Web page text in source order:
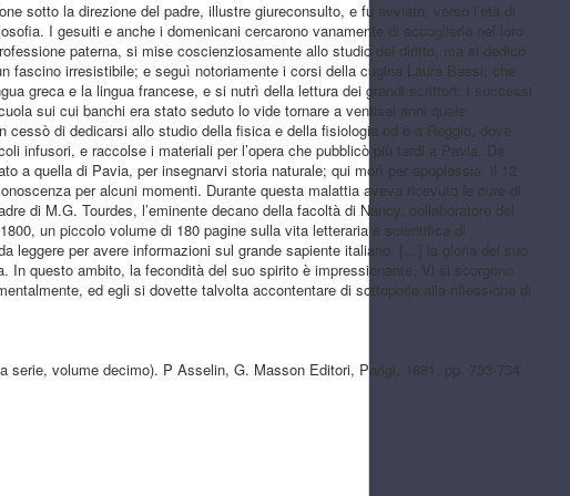
sotto la direzione del padre, illustre giureconsulto, e fu avviato, verso l’età di
I gesuiti e anche i domenicani cercarono vanamente di accoglierlo nel loro
paterna, si mise coscienziosamente allo studio del diritto, ma si dedicò
fascino irresistibile; e seguì notoriamente i corsi della cugina Laura Bassi, che
greca e la lingua francese, e si nutrì della lettura dei grandi scrittori. I successi
sui cui banchi era stato seduto lo vide tornare a ventisei anni quale
di dedicarsi allo studio della fisica e della fisiologia ed è a Reggio, dove
infusori, e raccolse i materiali per l’opera che pubblicò più tardi a Pavia. Da
a quella di Pavia, per insegnarvi storia naturale; qui morì per apoplessia, il 12
per alcuni momenti. Durante questa malattia aveva ricevuto le cure di
di M.G. Tourdes, l’eminente decano della facoltà di Nancy, collaboratore del
un piccolo volume di 180 pagine sulla vita letteraria e scientifica di
leggere per avere informazioni sul grande sapiente italiano […] la gloria del suo
questo ambito, la fecondità del suo spirito è impressionante. Vi si scorgono
ed egli si dovette talvolta accontentare di sottoporle alla riflessione di
serie, volume decimo). P Asselin, G. Masson Editori, Parigi, 1881, pp. 733-734